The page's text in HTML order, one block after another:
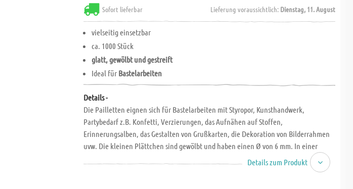
Sofort lieferbar Lieferung voraussichtlich: Dienstag, 11. August
vielseitig einsetzbar
ca. 1000 Stück
glatt, gewölbt und gestreift
Ideal für Bastelarbeiten
Details -
Die Pailletten eignen sich für Bastelarbeiten mit Styropor, Kunsthandwerk,
Partybedarf z.B. Konfetti, Verzierungen, das Aufnähen auf Stoffen,
Erinnerungsalben, das Gestalten von Grußkarten, die Dekoration von Bilderrahmen
uvw. Die kleinen Plättchen sind gewölbt und haben einen Ø von 6 mm. In einer
kleinen Packung sind ca. 1000 Stk./Pkg. = 10 g enthalten. Sie lassen sich leicht mit
Details zum Produkt